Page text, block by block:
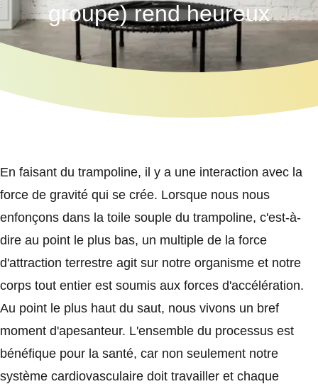
groupe) rend heureux
En faisant du trampoline, il y a une interaction avec la
force de gravité qui se crée. Lorsque nous nous
enfonçons dans la toile souple du trampoline, c'est-à-
dire au point le plus bas, un multiple de la force
d'attraction terrestre agit sur notre organisme et notre
corps tout entier est soumis aux forces d'accélération.
Au point le plus haut du saut, nous vivons un bref
moment d'apesanteur. L'ensemble du processus est
bénéfique pour la santé, car non seulement notre
système cardiovasculaire doit travailler et chaque